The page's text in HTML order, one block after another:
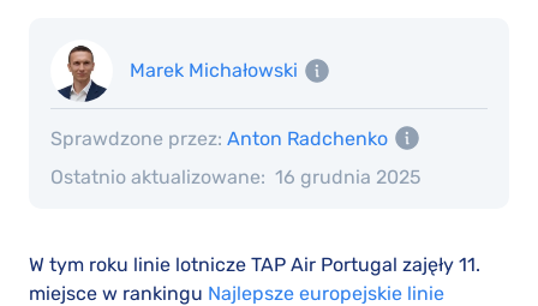
Marek Michałowski
Ostatnio aktualizowane: 16 grudnia 2025
Sprawdzone przez: Anton Radchenko
W tym roku linie lotnicze TAP Air Portugal zajęły 11.
miejsce w rankingu Najlepsze europejskie linie